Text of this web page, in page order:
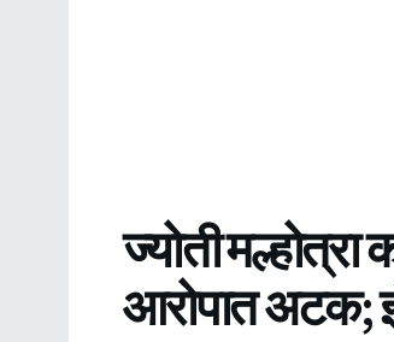
ज्योती मल्होत्रा
आरोपात अटक;